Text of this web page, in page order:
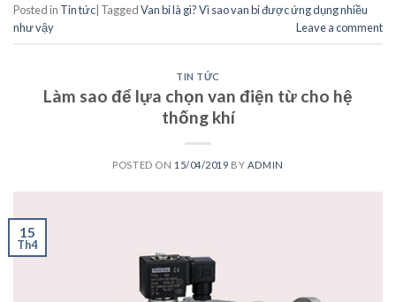
Posted in Tin tức TaggedVan bi là gì? Vì sao van bi được ứng dụng nhiều
như vậy
Leave a comment
TIN TỨC
Làm sao để lựa chọn van điện từ cho hệ
thống khí
POSTED ON 15/04/2019 BY ADMIN
15
Th4